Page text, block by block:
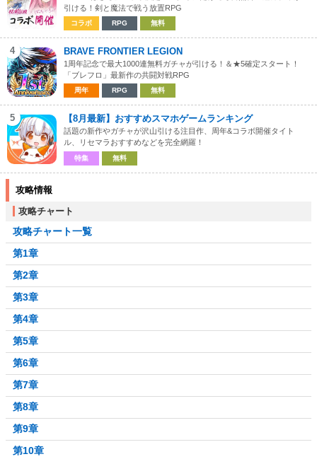
引ける！剣と魔法で戦う放置RPG
コラボ RPG 無料
4 BRAVE FRONTIER LEGION
1周年記念で最大1000連無料ガチャが引ける！＆★5確定スタート！
「ブレフロ」最新作の共闘対戦RPG
周年 RPG 無料
5 【8月最新】おすすめスマホゲームランキング
話題の新作やガチャが沢山引ける注目作、周年&コラボ開催タイト
ル、リセマラおすすめなどを完全網羅！
特集 無料
攻略情報
攻略チャート
攻略チャート一覧
第1章
第2章
第3章
第4章
第5章
第6章
第7章
第8章
第9章
第10章